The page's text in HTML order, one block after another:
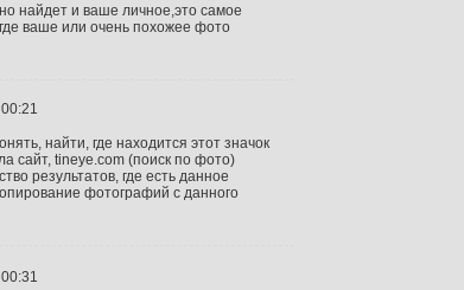
найдет и ваше личное,это самое
ваше или очень похожее фото
найти, где находится этот значок
сайт, tineye.com (поиск по фото)
результатов, где есть данное
фотографий с данного